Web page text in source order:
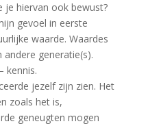
je hiervan ook bewust?
gevoel in eerste
waarde. Waardes
generatie(s).
kennis.
jezelf zijn zien. Het
zoals het is,
geneugten mogen